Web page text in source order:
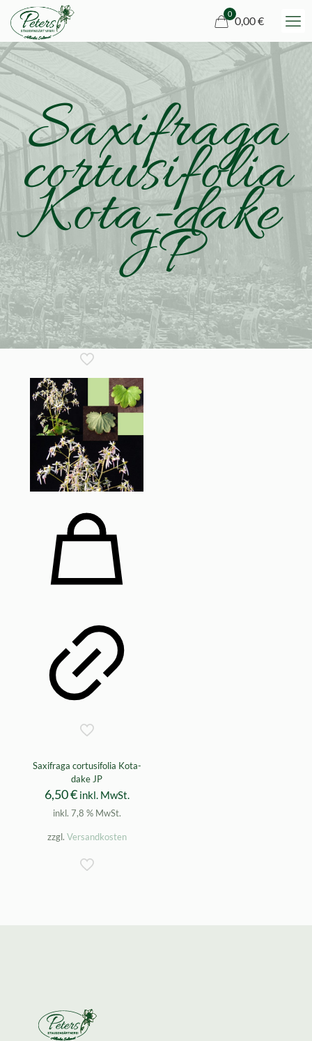
0
0,00 €
Saxifraga
cortusifolia
Kota-dake
JP
Saxifraga cortusifolia Kota-
dake JP
6,50€ inkl. MwSt.
inkl. 7,8 % MwSt.
zzgl. Versandkosten